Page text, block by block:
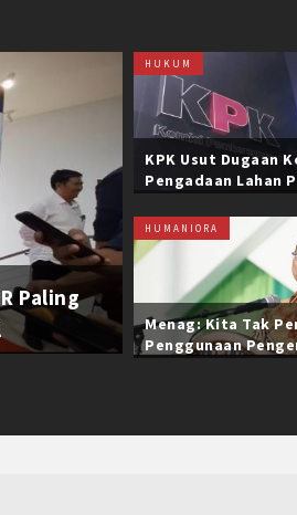
Paling
HUKUM
KPK Usut Dugaan
Pengadaan Lahan
Belasan Miliar
HUMANIORA
Menag: Kita Tak
Penggunaan